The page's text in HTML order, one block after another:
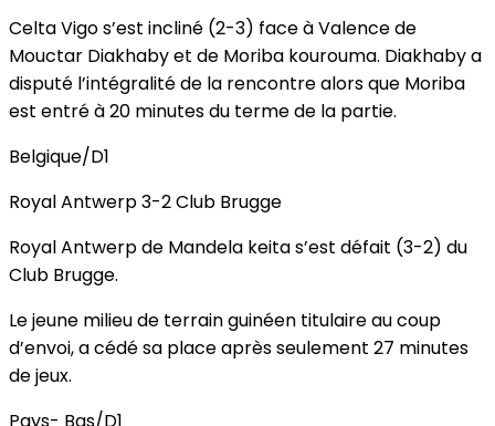
Celta Vigo s’est incliné (2-3) face à Valence de
Mouctar Diakhaby et de Moriba kourouma. Diakhaby a
disputé l’intégralité de la rencontre alors que Moriba
est entré à 20 minutes du terme de la partie.
Belgique/D1
Royal Antwerp 3-2 Club Brugge
Royal Antwerp de Mandela keita s’est défait (3-2) du
Club Brugge.
Le jeune milieu de terrain guinéen titulaire au coup
d’envoi, a cédé sa place après seulement 27 minutes
de jeux.
Pays- Bas/D1